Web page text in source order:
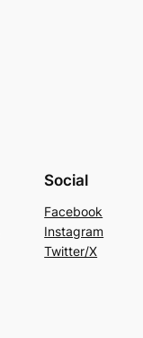
Social
Facebook
Instagram
Twitter/X